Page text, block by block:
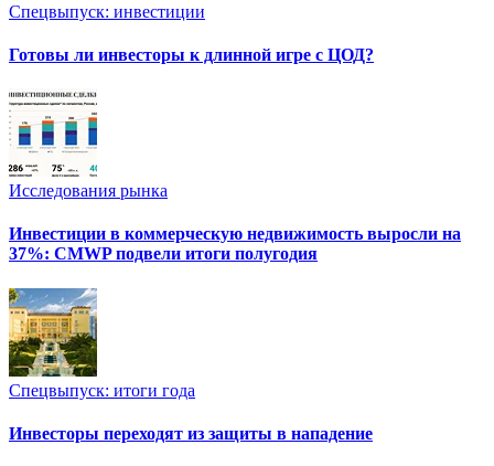
Спецвыпуск: инвестиции
Готовы ли инвесторы к длинной игре с ЦОД?
Исследования рынка
Инвестиции в коммерческую недвижимость выросли на
37%: CMWP подвели итоги полугодия
Спецвыпуск: итоги года
Инвесторы переходят из защиты в нападение